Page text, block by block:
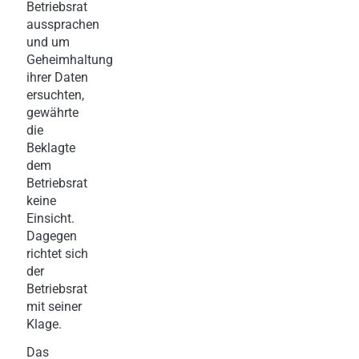
Betriebsrat
aussprachen
und um
Geheimhaltung
ihrer Daten
ersuchten,
gewährte
die
Beklagte
dem
Betriebsrat
keine
Einsicht.
Dagegen
richtet sich
der
Betriebsrat
mit seiner
Klage.
Das